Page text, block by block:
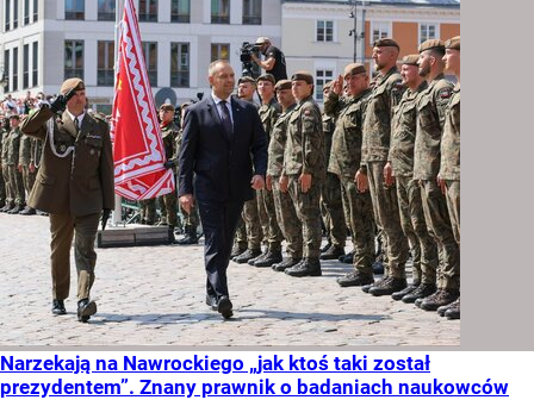
Narzekają na Nawrockiego „jak ktoś taki został
prezydentem”. Znany prawnik o badaniach naukowców